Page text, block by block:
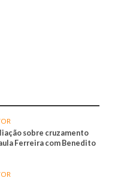
sobre cruzamento
Ferreira com Benedito